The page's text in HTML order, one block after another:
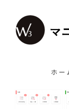
content
ホー